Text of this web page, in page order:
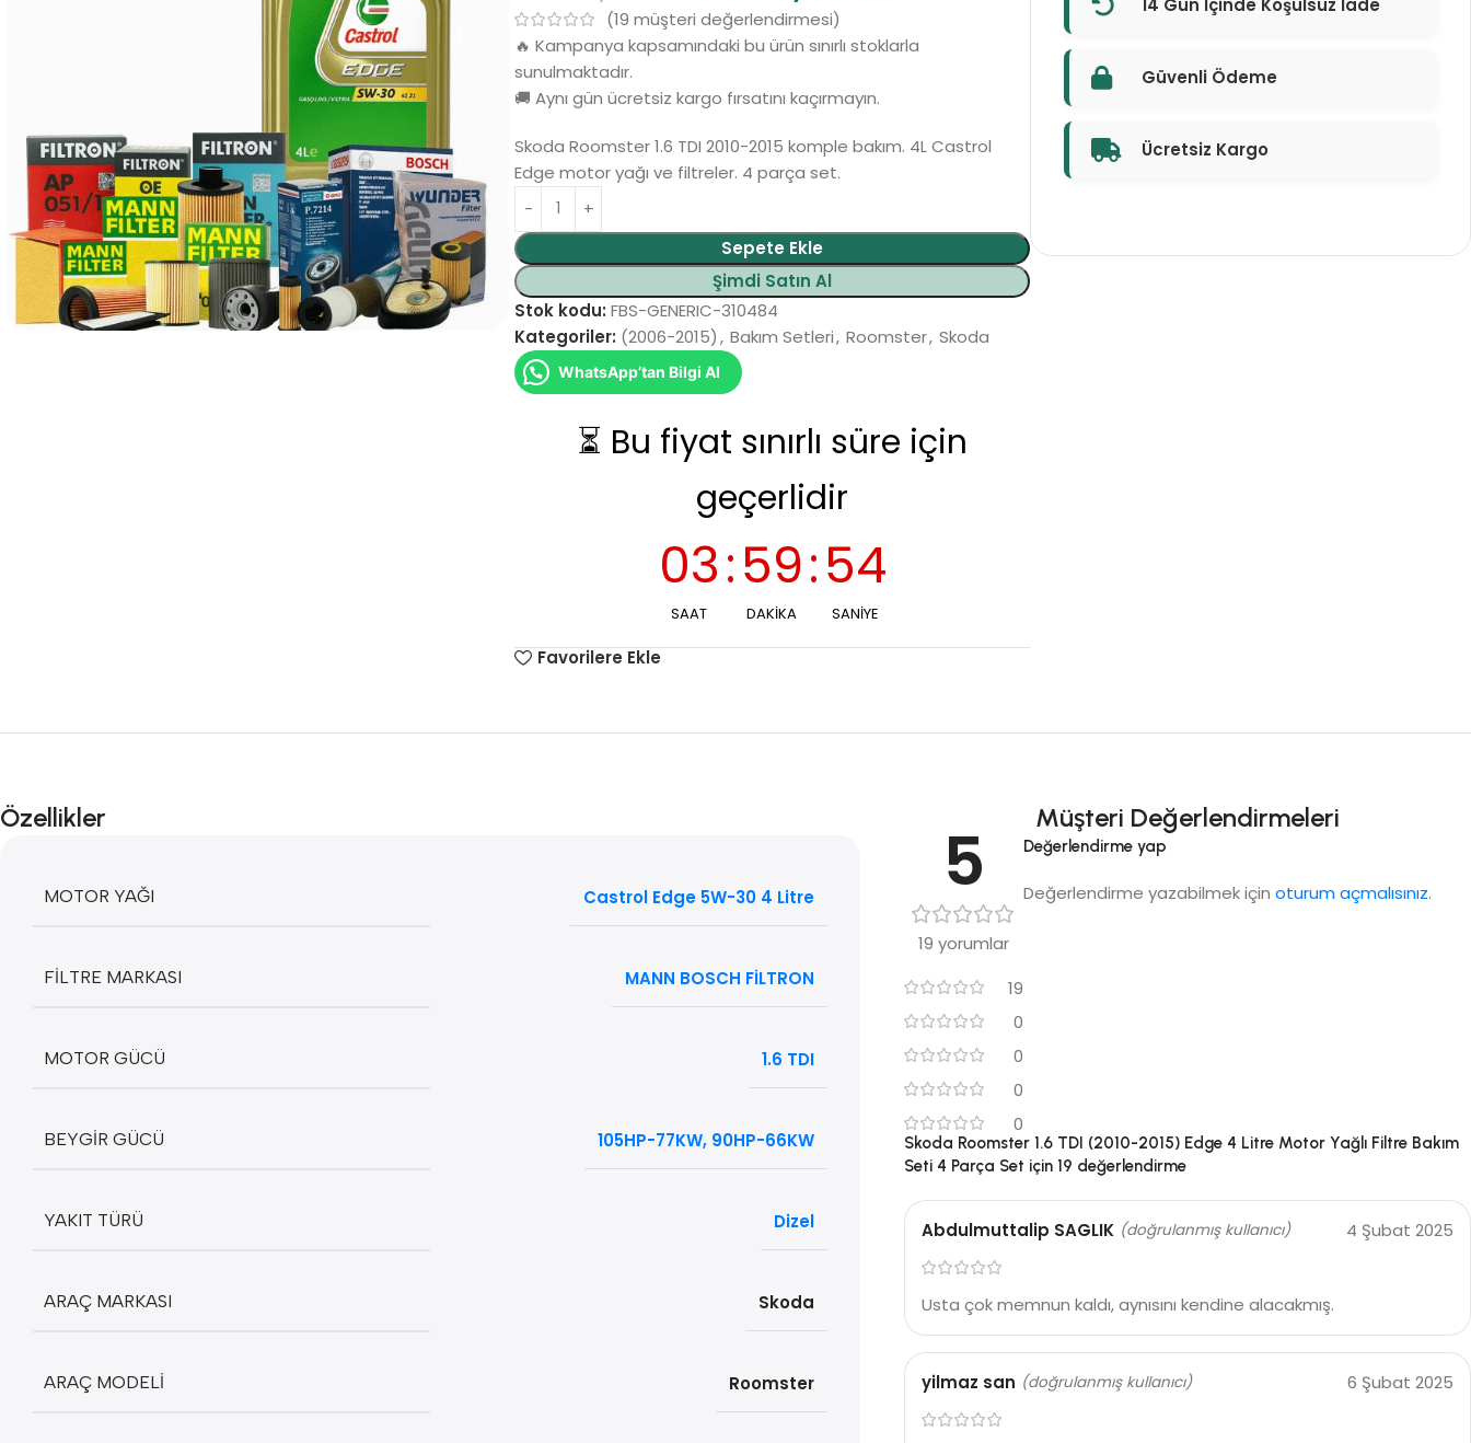
(19 müşteri değerlendirmesi)
🔥 Kampanya kapsamındaki bu ürün sınırlı stoklarla
sunulmaktadır.
🚚 Aynı gün ücretsiz kargo fırsatını kaçırmayın.
Skoda Roomster 1.6 TDI 2010-2015 komple bakım. 4L Castrol
Edge motor yağı ve filtreler. 4 parça set.
Sepete Ekle
Şimdi Satın Al
Alternative:
Stok kodu:FBS-GENERIC-310484
Kategoriler: (2006-2015) , Bakım Setleri, Roomster, Skoda
WhatsApp’tan Bilgi Al
⏳ Bu fiyat sınırlı süre için
geçerlidir
03
SAAT
:59
DAKIKA
:53
SANIYE
Favorilere Ekle
14 Gün İçinde Koşulsuz İade
Güvenli Ödeme
Ücretsiz Kargo
Özellikler
MOTOR YAĞI Castrol Edge 5W-30 4 Litre
FILTRE MARKASI MANN BOSCH FİLTRON
MOTOR GÜCÜ 1.6 TDI
BEYGIR GÜCÜ 105HP-77KW, 90HP-66KW
YAKIT TÜRÜ Dizel
ARAÇ MARKASI Skoda
ARAÇ MODELI Roomster
Müşteri Değerlendirmeleri
5
19 yorumlar
19
0
0
0
0
Skoda Roomster 1.6 TDI (2010-2015) Edge 4 Litre Motor Yağlı Filtre Bakım
Seti 4 Parça Set için 19 değerlendirme
Abdulmuttalip SAGLIK (doğrulanmış kullanıcı) 4 Şubat 2025
Usta çok memnun kaldı, aynısını kendine alacakmış.
yilmaz san (doğrulanmış kullanıcı) 6 Şubat 2025
Değerlendirme yap
Değerlendirme yazabilmek içinoturum açmalısınız.